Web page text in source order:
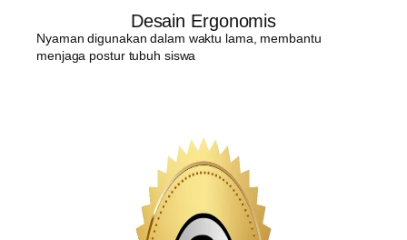
Desain Ergonomis
Nyaman digunakan dalam waktu lama, membantu
menjaga postur tubuh siswa